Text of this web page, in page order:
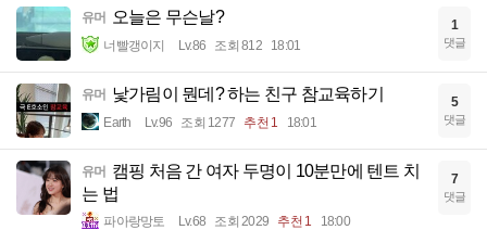
유머 오늘은 무슨날?
너빨갱이지 Lv.86 조회 812 18:01
1
댓글
유머 낯가림이 뭔데? 하는 친구 참교육하기
Earth Lv.96 조회 1277 추천 1 18:01
5
댓글
유머 캠핑 처음 간 여자 두명이 10분만에 텐트 치
는 법
파아랑망토 Lv.68 조회 2029 추천 1 18:00
7
댓글